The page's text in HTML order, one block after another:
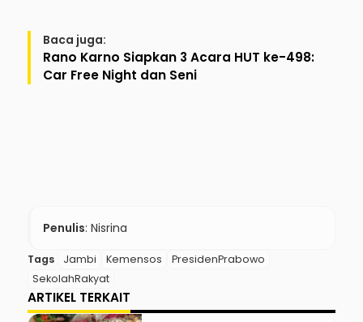
Baca juga:
Rano Karno Siapkan 3 Acara HUT ke-498:
Car Free Night dan Seni
Penulis: Nisrina
Tags Jambi Kemensos
PresidenPrabowo
SekolahRakyat
ARTIKEL TERKAIT